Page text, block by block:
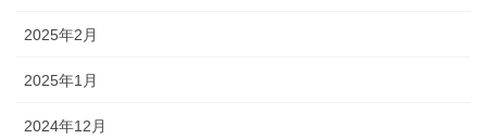
2025年2月
2025年1月
2024年12月